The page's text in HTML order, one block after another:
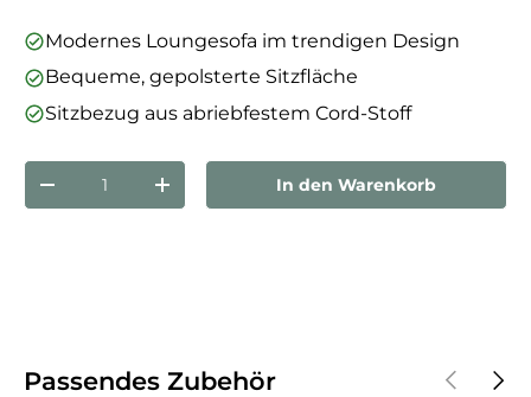
Modernes Loungesofa im trendigen Design
Bequeme, gepolsterte Sitzfläche
Sitzbezug aus abriebfestem Cord-Stoff
Anzahl
Menge verringernMenge erhöhenIn den Warenkorb
Passendes Zubehör Vorherige